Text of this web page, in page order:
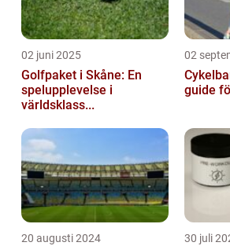
02 juni 2025
Golfpaket i Skåne: En
spelupplevelse i
världsklass...
02
guide
20 augusti 2024 30 juli